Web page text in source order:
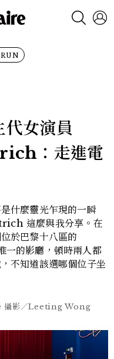
RUN
代女演員
：走進電
什麼靈光乍現的一瞬
這麼與我分享。在
於巴黎十八區的
的影廳，頓時兩人都
不知道該選哪個位子坐
攝影／Leeting Wong